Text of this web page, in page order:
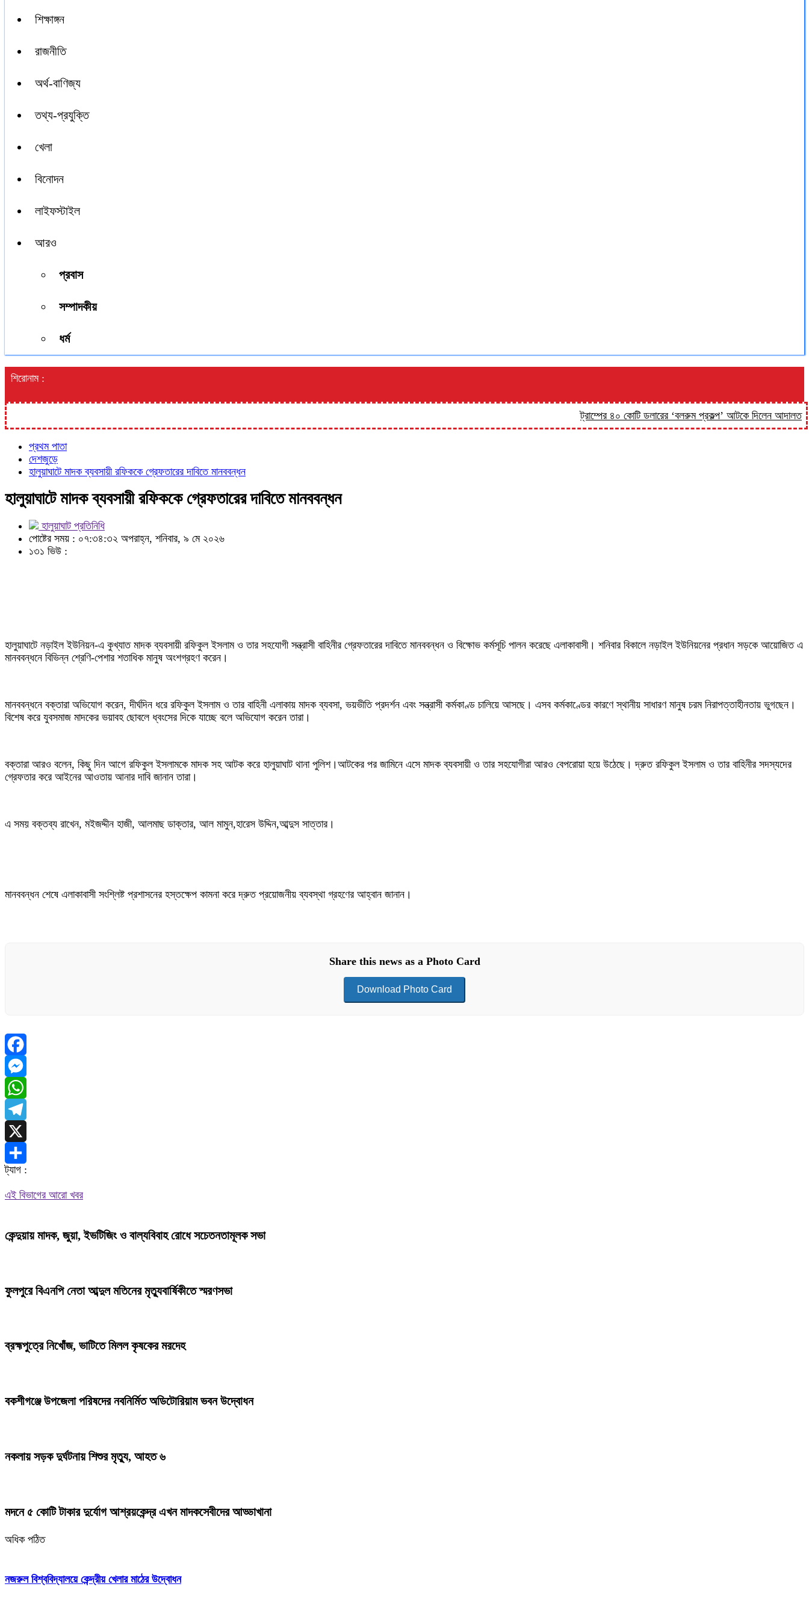
শিক্ষাঙ্গন
রাজনীতি
অর্থ-বাণিজ্য
তথ্য-প্রযুক্তি
খেলা
বিনোদন
লাইফস্টাইল
আরও
প্রবাস
সম্পাদকীয়
ধর্ম
শিরোনাম :
ট্রাম্পের ৪০ কোটি ডলারের ‘বলরুম প্রকল্প’ আটকে দিলেন আদালত
প্রথম পাতা
দেশজুড়ে
হালুয়াঘাটে মাদক ব্যবসায়ী রফিককে গ্রেফতারের দাবিতে মানববন্ধন
হালুয়াঘাটে মাদক ব্যবসায়ী রফিককে গ্রেফতারের দাবিতে মানববন্ধন
হালুয়াঘাট প্রতিনিধি
পোষ্টের সময় : ০৭:৩৪:৩২ অপরাহ্ন, শনিবার, ৯ মে ২০২৬
১৩১ ভিউ :
হালুয়াঘাটে নড়াইল ইউনিয়ন-এ কুখ্যাত মাদক ব্যবসায়ী রফিকুল ইসলাম ও তার সহযোগী সন্ত্রাসী বাহিনীর গ্রেফতারের দাবিতে মানববন্ধন ও বিক্ষোভ কর্মসূচি পালন করেছে এলাকাবাসী। শনিবার বিকালে নড়াইল ইউনিয়নের প্রধান সড়কে আয়োজিত এ
মানববন্ধনে বিভিন্ন শ্রেণি-পেশার শতাধিক মানুষ অংশগ্রহণ করেন।
মানববন্ধনে বক্তারা অভিযোগ করেন, দীর্ঘদিন ধরে রফিকুল ইসলাম ও তার বাহিনী এলাকায় মাদক ব্যবসা, ভয়ভীতি প্রদর্শন এবং সন্ত্রাসী কর্মকাণ্ড চালিয়ে আসছে। এসব কর্মকাণ্ডের কারণে স্থানীয় সাধারণ মানুষ চরম নিরাপত্তাহীনতায় ভুগছেন।
বিশেষ করে যুবসমাজ মাদকের ভয়াবহ ছোবলে ধ্বংসের দিকে যাচ্ছে বলে অভিযোগ করেন তারা।
বক্তারা আরও বলেন, কিছু দিন আগে রফিকুল ইসলামকে মাদক সহ আটক করে হালুয়াঘাট থানা পুলিশ।আটকের পর জামিনে এসে মাদক ব্যবসায়ী ও তার সহযোগীরা আরও বেপরোয়া হয়ে উঠেছে। দ্রুত রফিকুল ইসলাম ও তার বাহিনীর সদস্যদের
গ্রেফতার করে আইনের আওতায় আনার দাবি জানান তারা।
এ সময় বক্তব্য রাখেন, মইজদ্দীন হাজী, আলমাছ ডাক্তার, আল মামুন,হারেস উদ্দিন,আব্দুস সাত্তার।
মানববন্ধন শেষে এলাকাবাসী সংশ্লিষ্ট প্রশাসনের হস্তক্ষেপ কামনা করে দ্রুত প্রয়োজনীয় ব্যবস্থা গ্রহণের আহ্বান জানান।
Share this news as a Photo Card
Download Photo Card
Facebook
Messenger
WhatsApp
Telegram
X
Share
ট্যাগ :
এই বিভাগের আরো খবর
কেন্দুয়ায় মাদক, জুয়া, ইভটিজিং ও বাল্যবিবাহ রোধে সচেতনতামূলক সভা
ফুলপুরে বিএনপি নেতা আব্দুল মতিনের মৃত্যুবার্ষিকীতে স্মরণসভা
ব্রহ্মপুত্রে নিখোঁজ, ভাটিতে মিলল কৃষকের মরদেহ
বকশীগঞ্জে উপজেলা পরিষদের নবনির্মিত অডিটোরিয়াম ভবন উদ্বোধন
নকলায় সড়ক দুর্ঘটনায় শিশুর মৃত্যু, আহত ৬
মদনে ৫ কোটি টাকার দুর্যোগ আশ্রয়কেন্দ্র এখন মাদকসেবীদের আড্ডাখানা
অধিক পঠিত
নজরুল বিশ্ববিদ্যালয়ে কেন্দ্রীয় খেলার মাঠের উদ্বোধন